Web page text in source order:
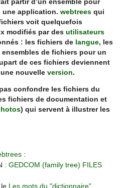
partir d’un ensemble pour
une application.webtrees qui
voit quelquefois
modifiés par desutilisateurs
: les fichiers de langue, les
de fichiers pour un
de ces fichiers deviennent
nouvelleversion.
confondre les fichiers du
fichiers de documentation et
) qui servent à illustrer les
:
:GEDCOM (family tree) FILES
Les mots du "dictionnaire"